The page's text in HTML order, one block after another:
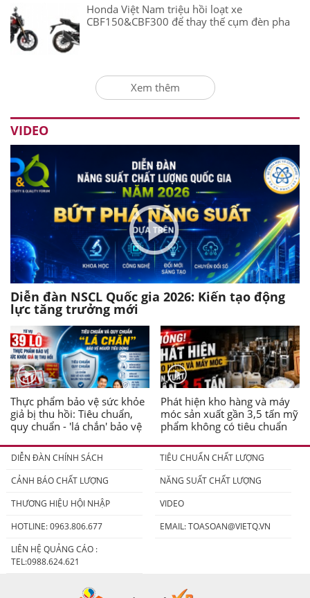
Honda Việt Nam triệu hồi loạt xe
CBF150&CBF300 để thay thế cụm đèn pha
Xem thêm
VIDEO
Diễn đàn NSCL Quốc gia 2026: Kiến tạo động
lực tăng trưởng mới
Thực phẩm bảo vệ sức khỏe
giả bị thu hồi: Tiêu chuẩn,
quy chuẩn - 'lá chắn' bảo vệ
Phát hiện kho hàng và máy
móc sản xuất gần 3,5 tấn mỹ
phẩm không có tiêu chuẩn
DIỄN ĐÀN CHÍNH SÁCH
TIÊU CHUẨN CHẤT LƯỢNG
CẢNH BÁO CHẤT LƯỢNG
NĂNG SUẤT CHẤT LƯỢNG
THƯƠNG HIỆU HỘI NHẬP
VIDEO
HOTLINE: 0963.806.677
EMAIL:TOASOAN@VIETQ.VN
LIÊN HỆ QUẢNG CÁO :
TEL:0988.624.621